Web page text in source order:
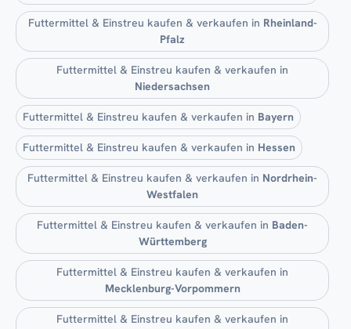
Futtermittel & Einstreu kaufen & verkaufen in Rheinland-
Pfalz
Futtermittel & Einstreu kaufen & verkaufen in
Niedersachsen
Futtermittel & Einstreu kaufen & verkaufen in Bayern
Futtermittel & Einstreu kaufen & verkaufen in Hessen
Futtermittel & Einstreu kaufen & verkaufen in Nordrhein-
Westfalen
Futtermittel & Einstreu kaufen & verkaufen in Baden-
Württemberg
Futtermittel & Einstreu kaufen & verkaufen in
Mecklenburg-Vorpommern
Futtermittel & Einstreu kaufen & verkaufen in